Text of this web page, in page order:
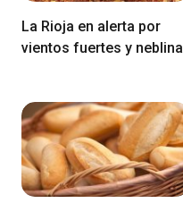
La Rioja en alerta por
vientos fuertes y neblina